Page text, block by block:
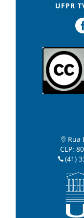
UFPR
Rua
CEP:
(41)